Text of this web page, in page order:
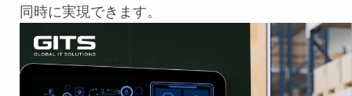
同時に実現できます。